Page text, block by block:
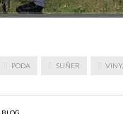
PODA SUÑER